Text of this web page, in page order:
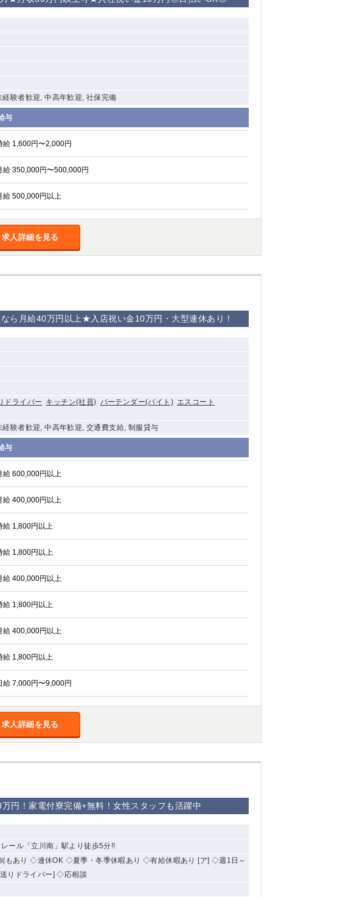
験者歓迎, 中高年歓迎, 社保完備
与
給 1,600円〜2,000円
給 350,000円〜500,000円
給 500,000円以上
求人詳細を見る
ら月給40万円以上★入店祝い金10万円・大型連休あり！
ドライバー キッチン(社員) バーテンダー(バイト) エスコート
験者歓迎, 中高年歓迎, 交通費支給, 制服貸与
与
給 600,000円以上
給 400,000円以上
給 1,800円以上
給 1,800円以上
給 400,000円以上
給 1,800円以上
給 400,000円以上
給 1,800円以上
給 7,000円〜9,000円
求人詳細を見る
円！家電付寮完備+無料！女性スタッフも活躍中
ール「立川南」駅より徒歩5分!!
もあり ◇連休OK ◇夏季・冬季休暇あり ◇有給休暇あり [ア] ◇週1日～
りドライバー] ◇応相談
幡ヶ谷
祖師ヶ谷大蔵
溝の口
本厚木
武蔵小杉
車道・
武蔵新城 元住吉
ーザ 大船
相模原
川越
草加
加松原＞
千葉
西船橋
宮（宇
）
で設定